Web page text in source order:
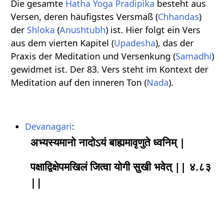
Die gesamte Hatha Yoga Pradipika besteht aus
Versen, deren häufigstes Versmaß (Chhandas)
der Shloka (Anushtubh) ist. Hier folgt ein Vers
aus dem vierten Kapitel (Upadesha), das der
Praxis der Meditation und Versenkung (Samadhi)
gewidmet ist. Der 83. Vers steht im Kontext der
Meditation auf den inneren Ton (Nada).
Devanagari:
अभ्यस्यमानो नादोऽयं बाह्यमावृणुते ध्वनिम् |
पक्षाद्विक्षेपमखिलं जित्वा योगी सुखी भवेत् || ४.८३
||